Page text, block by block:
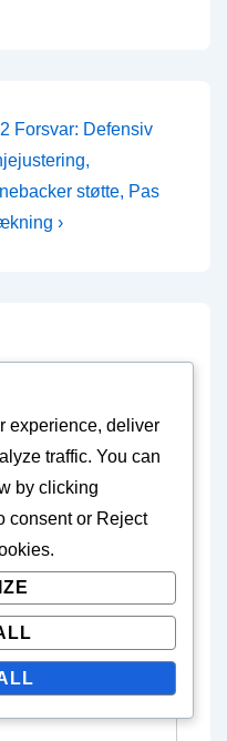
Forsvar: Defensiv
støtte, Pas
›
published.
experience, deliver
traffic. You can
by clicking
consent or Reject